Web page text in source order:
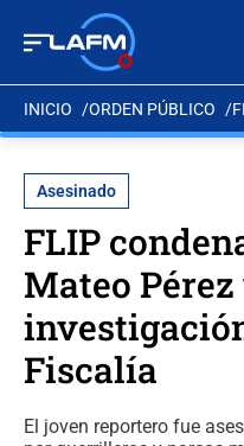
INICIO ORDEN PÚBLICO
Asesinado
FLIP
Mateo
Fiscalía
El joven reportero fue